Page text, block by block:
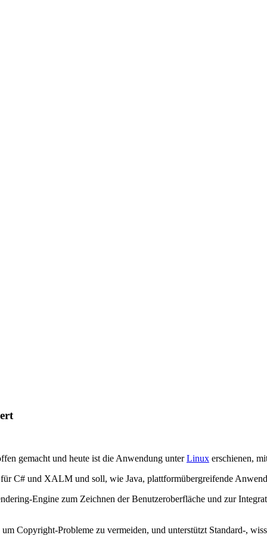
gemacht und heute ist die Anwendung unterLinux erschienen,
C# und XALM und soll, wie Java, plattformübergreifende
Engine zum Zeichnen der Benutzeroberfläche und zur
Copyright-Probleme zu vermeiden, und unterstützt Standard-,